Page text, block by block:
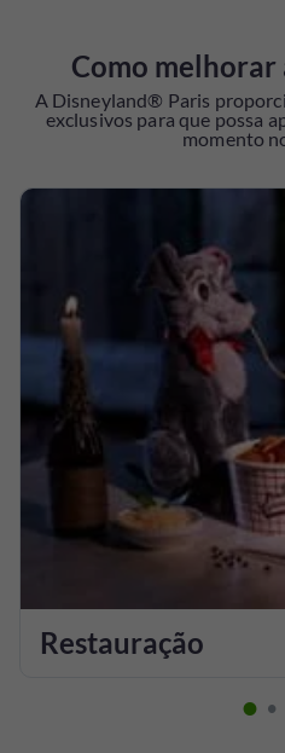
Como melhorar
A Disneyland® Paris
exclusivos para que possa
momento
Restauração